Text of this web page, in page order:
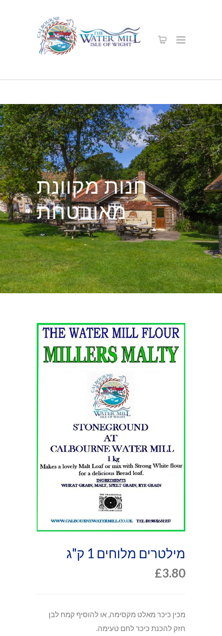
חנות מקוונת
מאובטחת
מילטרים מלוחים 1 ק"ג
£3.80
מכין כיכר מאלט מקסימה, או להוסיף קמח לבן
חזק להכנת כיכר לחם טעימה.